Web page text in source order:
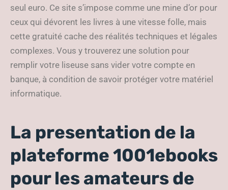
seul euro. Ce site s’impose comme une mine d’or pour
ceux qui dévorent les livres à une vitesse folle, mais
cette gratuité cache des réalités techniques et légales
complexes. Vous y trouverez une solution pour
remplir votre liseuse sans vider votre compte en
banque, à condition de savoir protéger votre matériel
informatique.
La presentation de la
plateforme 1001ebooks
pour les amateurs de